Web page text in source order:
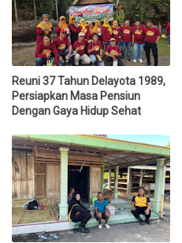
Reuni 37 Tahun Delayota 1989,
Persiapkan Masa Pensiun
Dengan Gaya Hidup Sehat